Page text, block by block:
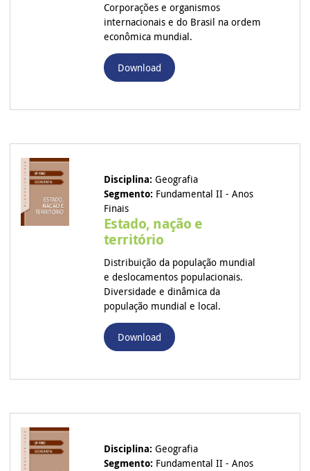
Corporações e organismos
internacionais e do Brasil na ordem
econômica mundial.
Download
Disciplina: Geografia
Segmento: Fundamental II - Anos
Finais
Estado, nação e
território
Distribuição da população mundial
e deslocamentos populacionais.
Diversidade e dinâmica da
população mundial e local.
Download
Disciplina: Geografia
Segmento: Fundamental II - Anos